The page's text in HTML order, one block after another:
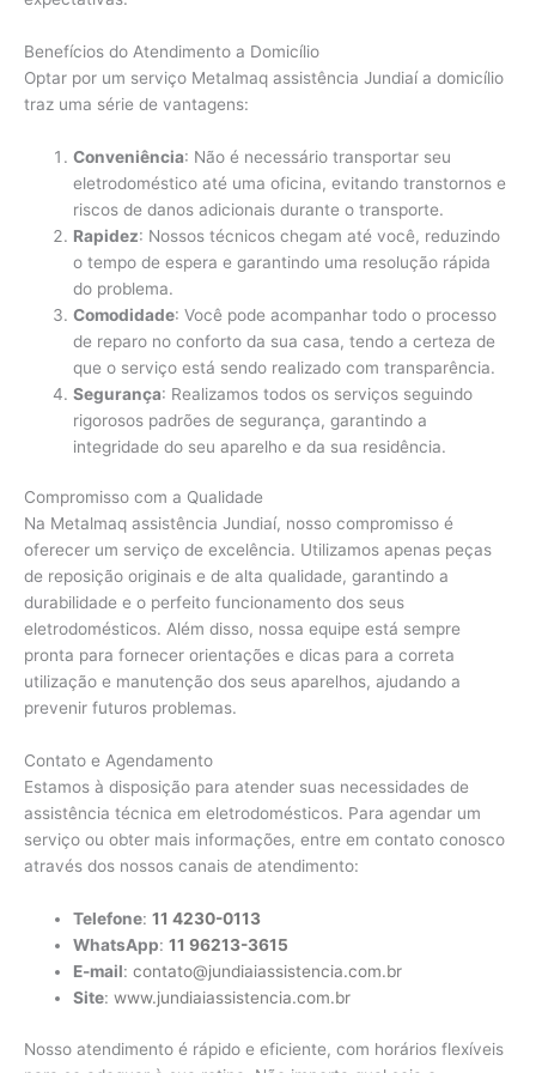
Benefícios do Atendimento a Domicílio
Optar por um serviço Metalmaq assistência Jundiaí a domicílio
traz uma série de vantagens:
Conveniência: Não é necessário transportar seu
eletrodoméstico até uma oficina, evitando transtornos e
riscos de danos adicionais durante o transporte.
Rapidez: Nossos técnicos chegam até você, reduzindo
o tempo de espera e garantindo uma resolução rápida
do problema.
Comodidade: Você pode acompanhar todo o processo
de reparo no conforto da sua casa, tendo a certeza de
que o serviço está sendo realizado com transparência.
Segurança: Realizamos todos os serviços seguindo
rigorosos padrões de segurança, garantindo a
integridade do seu aparelho e da sua residência.
Compromisso com a Qualidade
Na Metalmaq assistência Jundiaí, nosso compromisso é
oferecer um serviço de excelência. Utilizamos apenas peças
de reposição originais e de alta qualidade, garantindo a
durabilidade e o perfeito funcionamento dos seus
eletrodomésticos. Além disso, nossa equipe está sempre
pronta para fornecer orientações e dicas para a correta
utilização e manutenção dos seus aparelhos, ajudando a
prevenir futuros problemas.
Contato e Agendamento
Estamos à disposição para atender suas necessidades de
assistência técnica em eletrodomésticos. Para agendar um
serviço ou obter mais informações, entre em contato conosco
através dos nossos canais de atendimento:
Telefone:11 4230-0113
WhatsApp:11 96213-3615
E-mail:contato@jundiaiassistencia.com.br
Site:www.jundiaiassistencia.com.br
Nosso atendimento é rápido e eficiente, com horários flexíveis